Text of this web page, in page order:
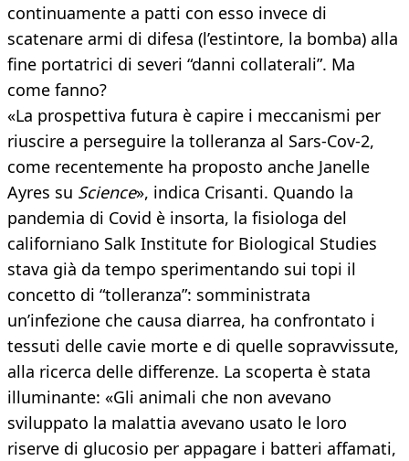
continuamente a patti con esso invece di
scatenare armi di difesa (l’estintore, la bomba) alla
fine portatrici di severi “danni collaterali”. Ma
come fanno?
«La prospettiva futura è capire i meccanismi per
riuscire a perseguire la tolleranza al Sars-Cov-2,
come recentemente ha proposto anche Janelle
Ayres su Science», indica Crisanti. Quando la
pandemia di Covid è insorta, la fisiologa del
californiano Salk Institute for Biological Studies
stava già da tempo sperimentando sui topi il
concetto di “tolleranza”: somministrata
un’infezione che causa diarrea, ha confrontato i
tessuti delle cavie morte e di quelle sopravvissute,
alla ricerca delle differenze. La scoperta è stata
illuminante: «Gli animali che non avevano
sviluppato la malattia avevano usato le loro
riserve di glucosio per appagare i batteri affamati,